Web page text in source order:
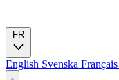
English Svenska Français